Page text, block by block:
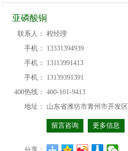
亚磷酸铜
联系人：
程经理
手机：
13331394939
手机：
13113991413
手机：
13139391391
400热线：
400-101-9413
地址：
山东省潍坊市青州市开发区
留言咨询 更多信息